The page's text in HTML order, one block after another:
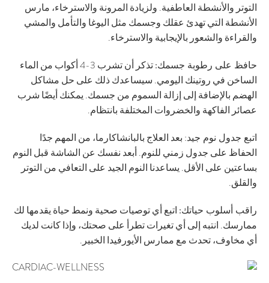
التوتر والأنشطة العاطفية. ولزيادة المرونة والاسترخاء، مارس
الأنشطة التي تهدئ عقلك وجسمك مثل اليوغا والتأمل والمشي
والقراءة والشعور بالإيجابية والاسترخاء.
حافظ على رطوبة جسمك:
تذكر أن تشرب 3-4 أكواب من الماء
الساخن في روتينك اليومي. سيساعدك ذلك على حل مشاكل
الهضم بالإضافة إلى إزالة السموم من جسمك. يمكنك أيضًا شرب
عصائر الفاكهة والخضروات المختلفة بانتظام.
اتبع جدول نوم جيد: بعد العلاج بالبانشاكارما، من المهم جدًا
الحفاظ على جدول زمني للنوم. أبعد نفسك عن الشاشة قبل النوم
بساعتين على الأقل. يساعدنا النوم الجيد على التعافي من التوتر
والقلق.
راقب أسلوب حياتك: اتبع أي توصيات صحية ونمط حياة يقدمها لك
ممارسك. انتبه إلى أي تغيرات تطرأ على صحتك، وإذا كانت لديك
أي مخاوف، تحدث مع ممارس الأيورفيدا الخبير.